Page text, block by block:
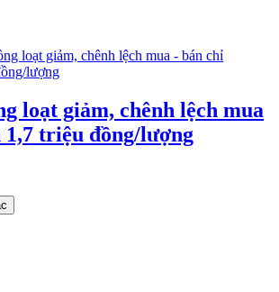
loạt giảm, chênh lệch mua
1,7 triệu đồng/lượng